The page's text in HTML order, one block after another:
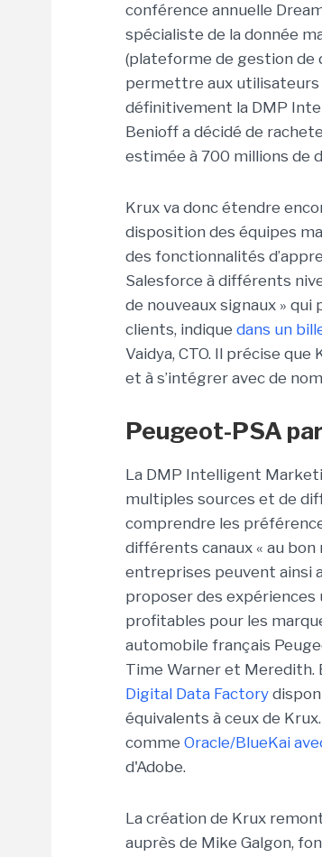
conférence annuelle
spécialiste de la donnée
(plateforme de gestion de
permettre aux utilisateurs
définitivement la DMP
Benioff a décidé de
estimée à 700 millions de
Krux va donc étendre
disposition des équipes
des fonctionnalités
Salesforce à différents
de nouveaux signaux »
clients, indique dans un
Vaidya, CTO. Il précise
et à s’intégrer avec de
Peugeot-PSA
La DMP Intelligent
multiples sources et de
comprendre les
différents canaux « au
entreprises peuvent ainsi
proposer des
profitables pour les
automobile français
Time Warner et Meredith.
Digital Data Factory
équivalents à ceux de
comme Oracle/BlueKai
d'Adobe.
La création de Krux
auprès de Mike Galgon,